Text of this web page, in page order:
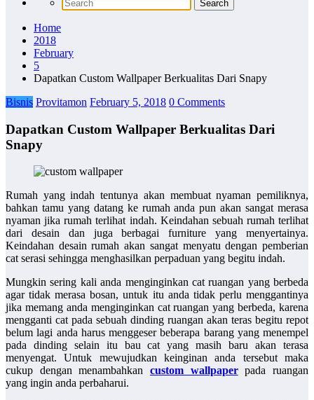
Home
2018
February
5
Dapatkan Custom Wallpaper Berkualitas Dari Snapy
Bisnis Provitamon February 5, 2018 0 Comments
Dapatkan Custom Wallpaper Berkualitas Dari
Snapy
Rumah yang indah tentunya akan membuat nyaman pemiliknya,
bahkan tamu yang datang ke rumah anda pun akan sangat merasa
nyaman jika rumah terlihat indah. Keindahan sebuah rumah terlihat
dari desain dan juga berbagai furniture yang menyertainya.
Keindahan desain rumah akan sangat menyatu dengan pemberian
cat serasi sehingga menghasilkan perpaduan yang begitu indah.
Mungkin sering kali anda menginginkan cat ruangan yang berbeda
agar tidak merasa bosan, untuk itu anda tidak perlu menggantinya
jika memang anda menginginkan cat ruangan yang berbeda, karena
mengganti cat pada sebuah dinding ruangan akan teras begitu repot
belum lagi anda harus menggeser beberapa barang yang menempel
pada dinding selain itu bau cat yang masih baru akan terasa
menyengat. Untuk mewujudkan keinginan anda tersebut maka
cukup dengan menambahkan custom wallpaperpada ruangan
yang ingin anda perbaharui.